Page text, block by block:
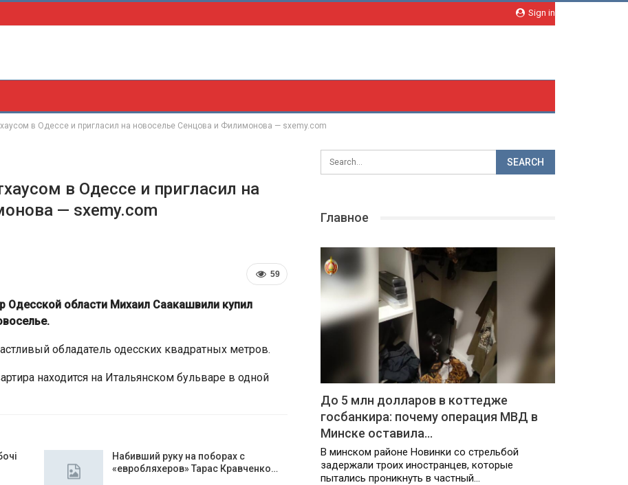
Sign in
в Одессе и пригласил на новоселье Сенцова и Филимонова — sxemy.com
в Одессе и пригласил на
— sxemy.com
59
Одесской области Михаил Саакашвили купил
обладатель одесских квадратных метров.
находится на Итальянском бульваре в одной
Набивший руку на поборах с
«евробляхеров» Тарас Кравченко…
Главное
До 5 млн долларов в коттедже
госбанкира: почему операция МВД в
Минске оставила…
В минском районе Новинки со стрельбой
задержали троих иностранцев, которые
пытались проникнуть в частный…